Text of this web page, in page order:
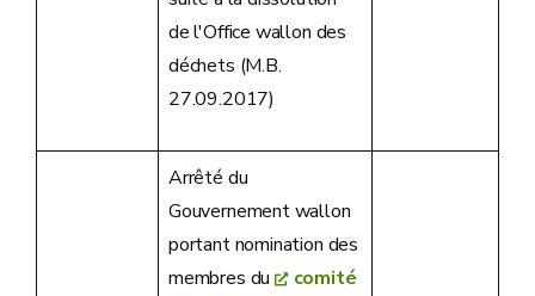
de l'Office wallon des
déchets (M.B.
27.09.2017)
Arrêté du
Gouvernement wallon
portant nomination des
membres du
comité